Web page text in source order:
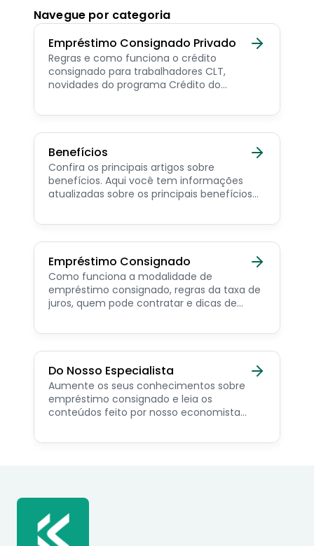
Navegue por categoria
Empréstimo Consignado Privado
Regras e como funciona o crédito
consignado para trabalhadores CLT,
novidades do programa Crédito do
consignado privado.
Benefícios
Confira os principais artigos sobre
benefícios. Aqui você tem informações
atualizadas sobre os principais benefícios
pensionista e beneficiários de programas
Empréstimo Consignado
Como funciona a modalidade de
empréstimo consignado, regras da taxa de
juros, quem pode contratar e dicas de
Do Nosso Especialista
Aumente os seus conhecimentos sobre
empréstimo consignado e leia os
conteúdos feito por nosso economista